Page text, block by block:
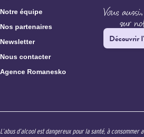
Notre équipe
Nos partenaires
Newsletter
Nous contacter
Agence Romanesko
Découvrir
L’abus d’alcool est dangereux pour la santé, à consommer